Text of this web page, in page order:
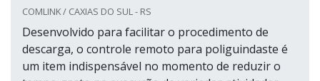
COMLINK / CAXIAS DO SUL - RS
Desenvolvido para facilitar o procedimento de
descarga, o controle remoto para poliguindaste é
um item indispensável no momento de reduzir o